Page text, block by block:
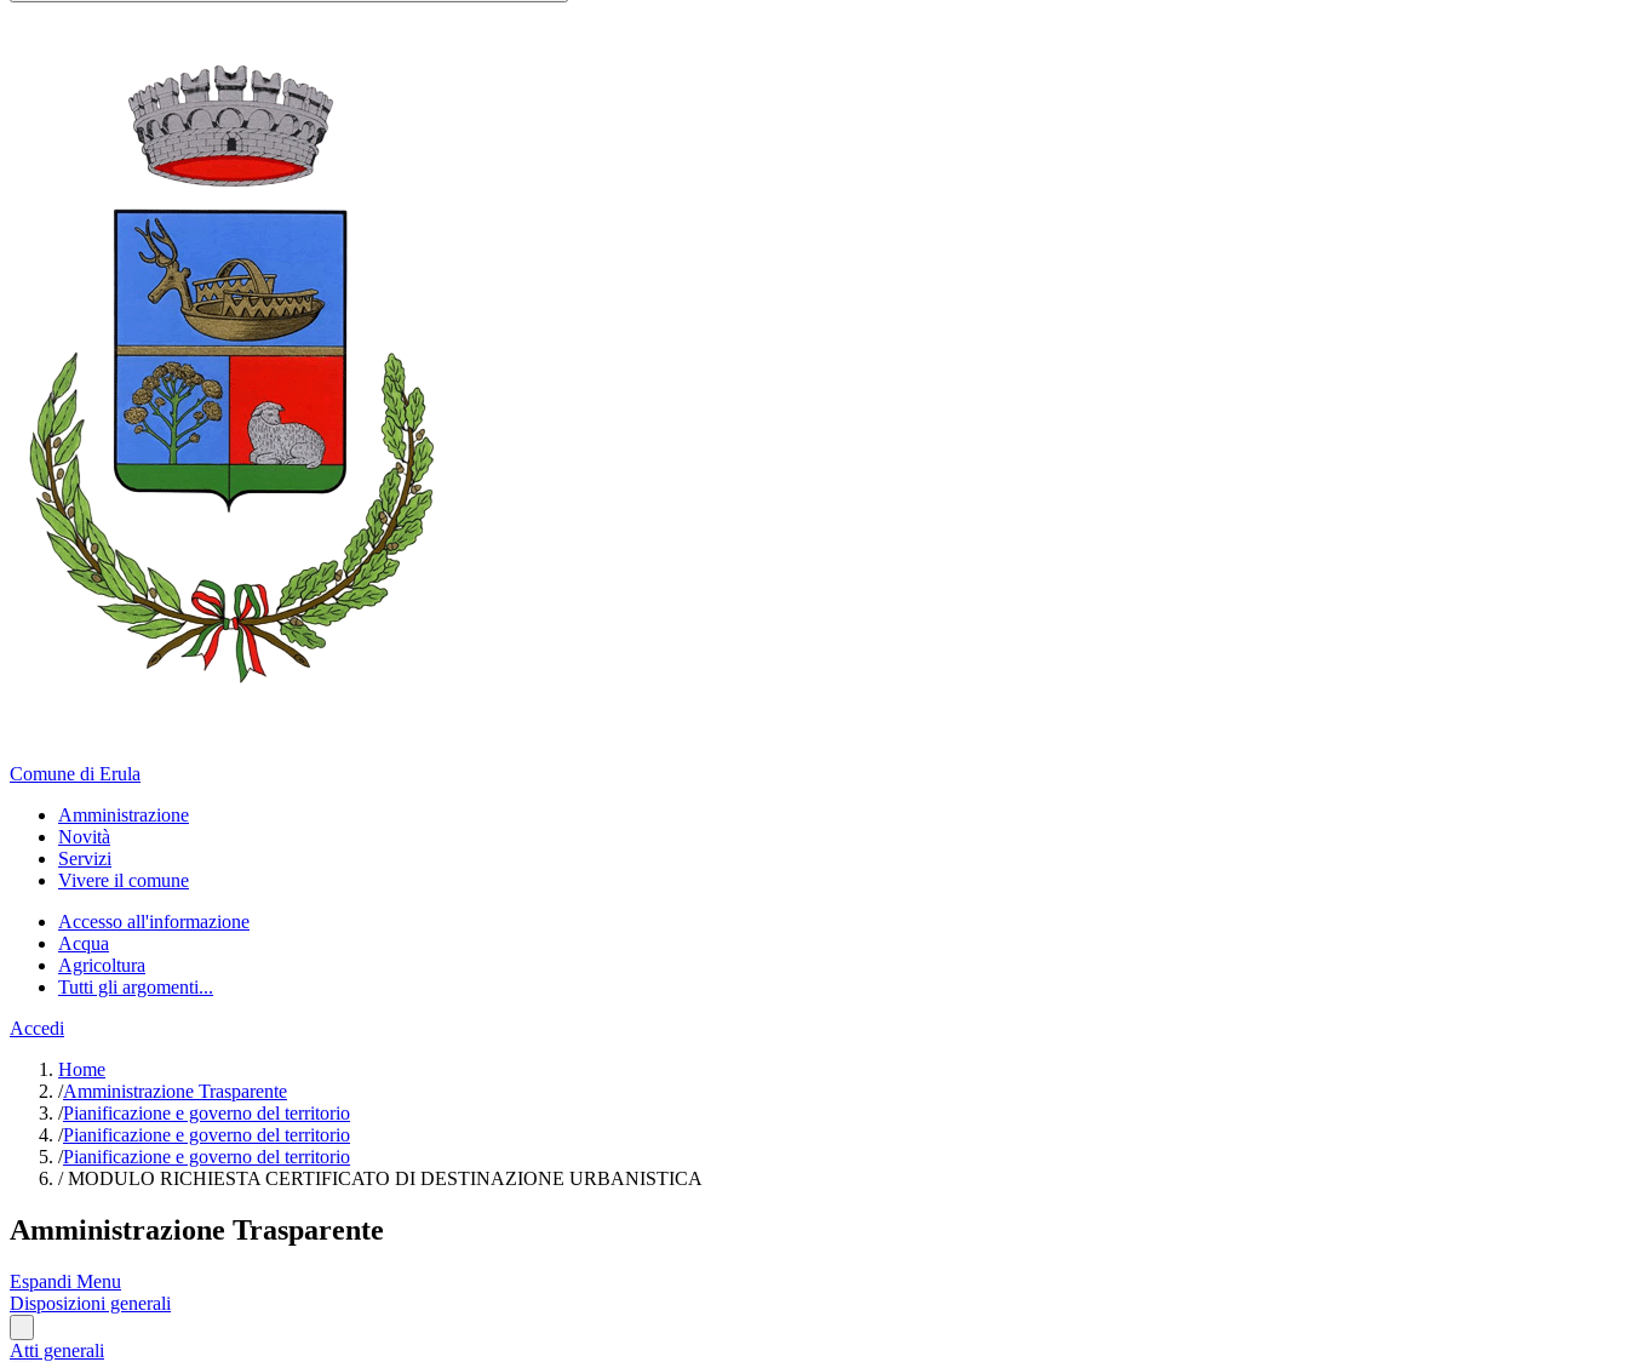
Comune di Erula
Amministrazione
Novità
Servizi
Vivere il comune
Accesso all'informazione
Acqua
Agricoltura
Tutti gli argomenti...
Accedi
Home
/Amministrazione Trasparente
/Pianificazione e governo del territorio
/Pianificazione e governo del territorio
/Pianificazione e governo del territorio
/MODULO RICHIESTA CERTIFICATO DI DESTINAZIONE URBANISTICA
Amministrazione Trasparente
Espandi Menu
Disposizioni generali
Atti generali